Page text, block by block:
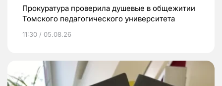
Прокуратура проверила душевые в общежитии
Томского педагогического университета
11:30 / 05.08.26